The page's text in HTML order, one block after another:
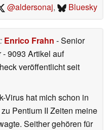
@aldersonaj, Bluesky
Enrico Frahn - Senior
- 9093 Artikel auf
veröffentlichtseit
Virus hat mich schon in
Pentium II Zeiten meine
Seither gehören für